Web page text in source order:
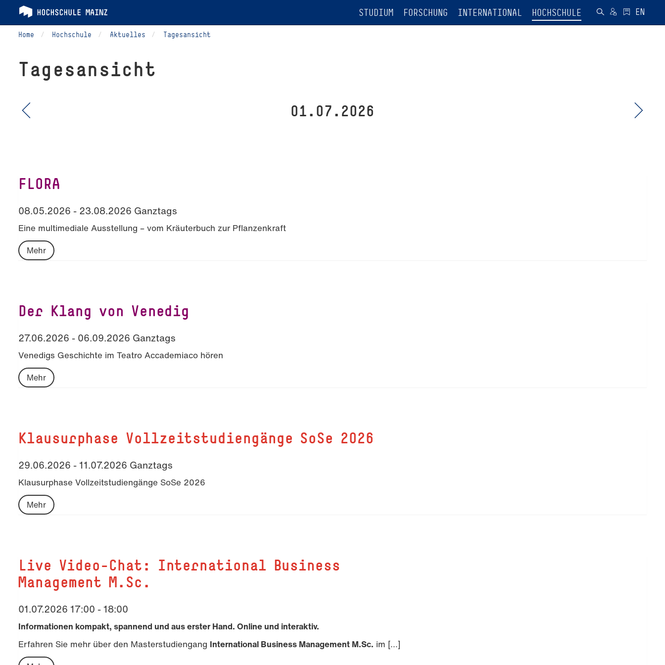
STUDIUM FORSCHUNG INTERNATIONAL HOCHSCHULE
Home Hochschule Aktuelles Tagesansicht
Tagesansicht
01.07.2026
FLORA
08.05.2026 - 23.08.2026 Ganztags
Eine multimediale Ausstellung – vom Kräuterbuch zur Pflanzenkraft
Mehr
Der Klang von Venedig
27.06.2026 - 06.09.2026 Ganztags
Venedigs Geschichte im Teatro Accademiaco hören
Mehr
Klausurphase Vollzeitstudiengänge SoSe 2026
29.06.2026 - 11.07.2026 Ganztags
Klausurphase Vollzeitstudiengänge SoSe 2026
Mehr
Live Video-Chat: International Business
Management M.Sc.
01.07.2026 17:00 - 18:00
Informationen kompakt, spannend und aus erster Hand. Online und interaktiv.
Erfahren Sie mehr über den Masterstudiengang International Business Management M.Sc. im [...]